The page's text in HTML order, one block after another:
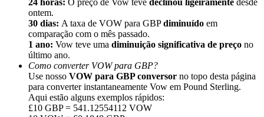
ontem.
30 dias: A taxa de VOW para GBPdiminuído em
comparação com o mês passado.
1 ano: Vow teve uma diminuição significativa de preço no
último ano.
Como converter VOW para GBP?
Use nosso VOW para GBP conversor no topo desta página
para converter instantaneamente Vow em Pound Sterling.
Aqui estão alguns exemplos rápidos:
£10 GBP = 541.12554112 VOW